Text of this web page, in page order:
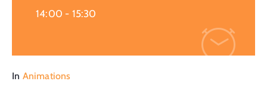
14:00 - 15:30
In Animations